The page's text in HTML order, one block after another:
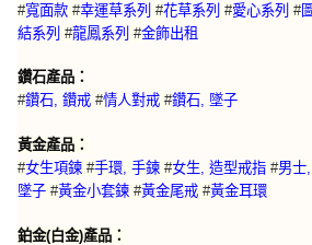
#寬面款 #幸運草系列 #花草系列 #愛心系列 #
結系列 #龍鳳系列 #金飾出租
鑽石產品：
#鑽石, 鑽戒 #情人對戒 #鑽石, 墜子
黃金產品：
#女生項鍊 #手環, 手鍊 #女生, 造型戒指 #男士
墜子 #黃金小套鍊 #黃金尾戒 #黃金耳環
鉑金(白金)產品：